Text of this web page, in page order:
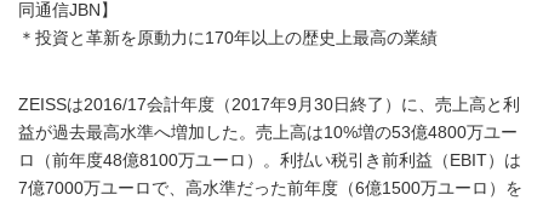
同通信JBN】
＊投資と革新を原動力に170年以上の歴史上最高の業績
ZEISSは2016/17会計年度（2017年9月30日終了）に、売上高と利
益が過去最高水準へ増加した。売上高は10%増の53億4800万ユー
ロ（前年度48億8100万ユーロ）。利払い税引き前利益（EBIT）は
7億7000万ユーロで、高水準だった前年度（6億1500万ユーロ）を